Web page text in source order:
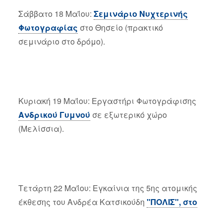
Σάββατο 18 Μαΐου: Σεμινάριο Νυχτερινής
Φωτογραφίας στο Θησείο (πρακτικό
σεμινάριο στο δρόμο).
Κυριακή 19 Μαΐου: Εργαστήρι Φωτογράφισης
Ανδρικού Γυμνού σε εξωτερικό χώρο
(Μελίσσια).
Τετάρτη 22 Μαΐου: Εγκαίνια της 5ης ατομικής
έκθεσης του Ανδρέα Κατσικούδη "ΠΟΛΙΣ", στο